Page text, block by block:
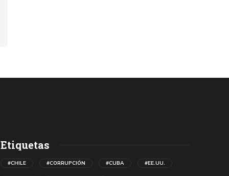
Etiquetas
#CHILE #CORRUPCIÓN #CUBA #EE.UU.